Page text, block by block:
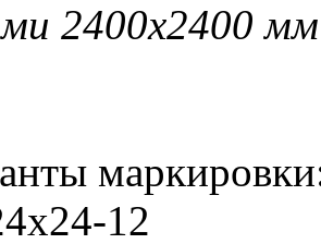
2400х2400
12